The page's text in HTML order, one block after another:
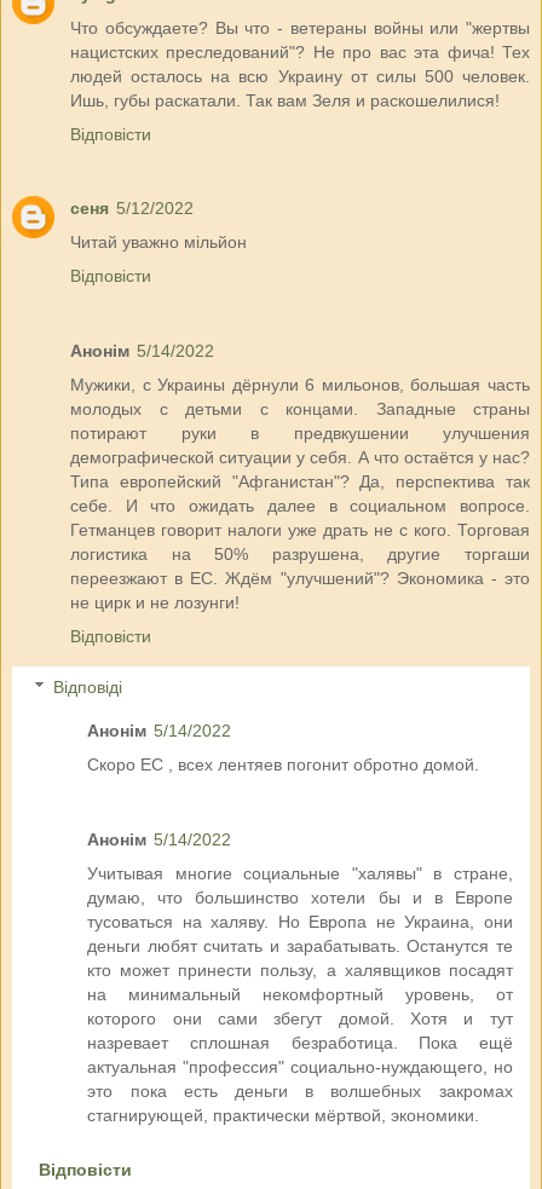
Что обсуждаете? Вы что - ветераны войны или "жертвы
нацистских преследований"? Не про вас эта фича! Тех
людей осталось на всю Украину от силы 500 человек.
Ишь, губы раскатали. Так вам Зеля и раскошелилися!
Відповісти
сеня 5/12/2022
Читай уважно мільйон
Відповісти
Анонім 5/14/2022
Мужики, с Украины дёрнули 6 мильонов, большая часть
молодых с детьми с концами. Западные страны
потирают руки в предвкушении улучшения
демографической ситуации у себя. А что остаётся у нас?
Типа европейский "Афганистан"? Да, перспектива так
себе. И что ожидать далее в социальном вопросе.
Гетманцев говорит налоги уже драть не с кого. Торговая
логистика на 50% разрушена, другие торгаши
переезжают в ЕС. Ждём "улучшений"? Экономика - это
не цирк и не лозунги!
Відповісти
Відповіді
Анонім 5/14/2022
Скоро ЕС , всех лентяев погонит обротно домой.
Анонім 5/14/2022
Учитывая многие социальные "халявы" в стране,
думаю, что большинство хотели бы и в Европе
тусоваться на халяву. Но Европа не Украина, они
деньги любят считать и зарабатывать. Останутся те
кто может принести пользу, а халявщиков посадят
на минимальный некомфортный уровень, от
которого они сами збегут домой. Хотя и тут
назревает сплошная безработица. Пока ещё
актуальная "профессия" социально-нуждающего, но
это пока есть деньги в волшебных закромах
стагнирующей, практически мёртвой, экономики.
Відповісти